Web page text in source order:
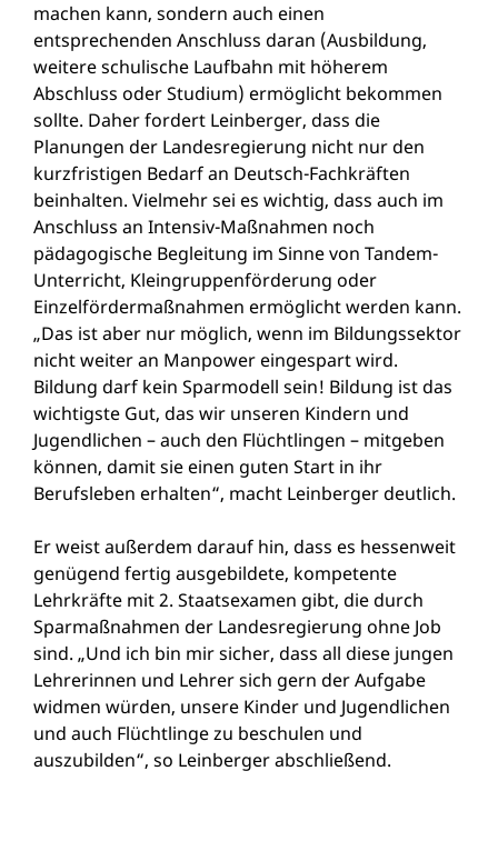
machen kann, sondern auch einen
entsprechenden Anschluss daran (Ausbildung,
weitere schulische Laufbahn mit höherem
Abschluss oder Studium) ermöglicht bekommen
sollte. Daher fordert Leinberger, dass die
Planungen der Landesregierung nicht nur den
kurzfristigen Bedarf an Deutsch-Fachkräften
beinhalten. Vielmehr sei es wichtig, dass auch im
Anschluss an Intensiv-Maßnahmen noch
pädagogische Begleitung im Sinne von Tandem-
Unterricht, Kleingruppenförderung oder
Einzelfördermaßnahmen ermöglicht werden kann.
„Das ist aber nur möglich, wenn im Bildungssektor
nicht weiter an Manpower eingespart wird.
Bildung darf kein Sparmodell sein! Bildung ist das
wichtigste Gut, das wir unseren Kindern und
Jugendlichen – auch den Flüchtlingen – mitgeben
können, damit sie einen guten Start in ihr
Berufsleben erhalten“, macht Leinberger deutlich.
Er weist außerdem darauf hin, dass es hessenweit
genügend fertig ausgebildete, kompetente
Lehrkräfte mit 2. Staatsexamen gibt, die durch
Sparmaßnahmen der Landesregierung ohne Job
sind. „Und ich bin mir sicher, dass all diese jungen
Lehrerinnen und Lehrer sich gern der Aufgabe
widmen würden, unsere Kinder und Jugendlichen
und auch Flüchtlinge zu beschulen und
auszubilden“, so Leinberger abschließend.